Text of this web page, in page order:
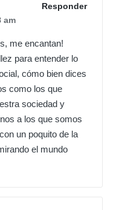
Responder
am
me encantan!
para entender lo
cómo bien dices
como los que
sociedad y
a los que somos
un poquito de la
el mundo